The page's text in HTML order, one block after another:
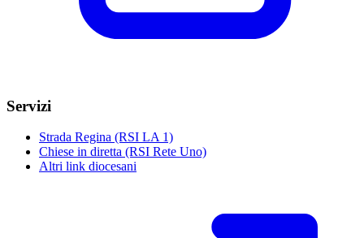
Servizi
Strada Regina (RSI LA 1)
Chiese in diretta (RSI Rete Uno)
Altri link diocesani